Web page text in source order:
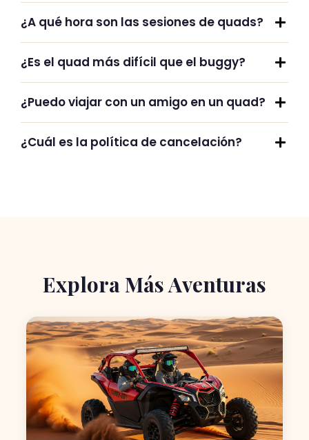
¿A qué hora son las sesiones de quads?
¿Es el quad más difícil que el buggy?
¿Puedo viajar con un amigo en un quad?
¿Cuál es la política de cancelación?
Explora Más Aventuras